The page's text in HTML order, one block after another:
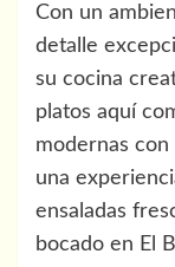
Con un
detalle
su cocina
platos aquí
modernas
una
ensaladas
bocado en El